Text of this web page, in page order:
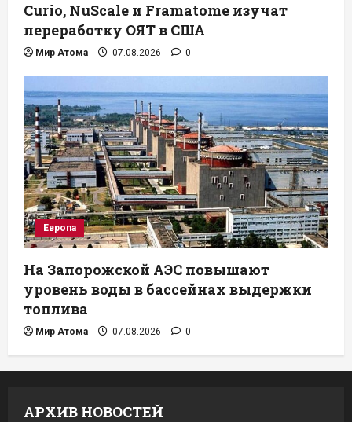
Curio, NuScale и Framatome изучат
переработку ОЯТ в США
Мир Атома 07.08.2026 0
Европа
На Запорожской АЭС повышают
уровень воды в бассейнах выдержки
топлива
Мир Атома 07.08.2026 0
АРХИВ НОВОСТЕЙ